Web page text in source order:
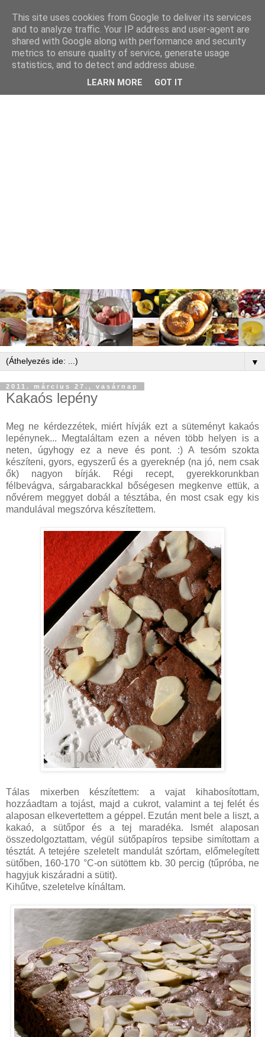
▼
2011. március 27., vasárnap
Kakaós lepény
Meg ne kérdezzétek, miért hívják ezt a süteményt kakaós
lepénynek... Megtaláltam ezen a néven több helyen is a
neten, úgyhogy ez a neve és pont. :) A tesóm szokta
készíteni, gyors, egyszerű és a gyereknép (na jó, nem csak
ők) nagyon bírják. Régi recept, gyerekkorunkban
félbevágva, sárgabarackkal bőségesen megkenve ettük, a
nővérem meggyet dobál a tésztába, én most csak egy kis
mandulával megszórva készítettem.
Tálas mixerben készítettem: a vajat kihabosítottam,
hozzáadtam a tojást, majd a cukrot, valamint a tej felét és
alaposan elkevertettem a géppel. Ezután ment bele a liszt, a
kakaó, a sütőpor és a tej maradéka. Ismét alaposan
összedolgoztattam, végül sütőpapíros tepsibe simítottam a
tésztát. A tetejére szeletelt mandulát szórtam, előmelegített
sütőben, 160-170 °C-on sütöttem kb. 30 percig (tűpróba, ne
hagyjuk kiszáradni a sütit).
Kihűtve, szeletelve kínáltam.
This site uses cookies from Google to deliver its services
and to analyze traffic. Your IP address and user-agent are
shared with Google along with performance and security
metrics to ensure quality of service, generate usage
statistics, and to detect and address abuse.
LEARN MORE GOT IT